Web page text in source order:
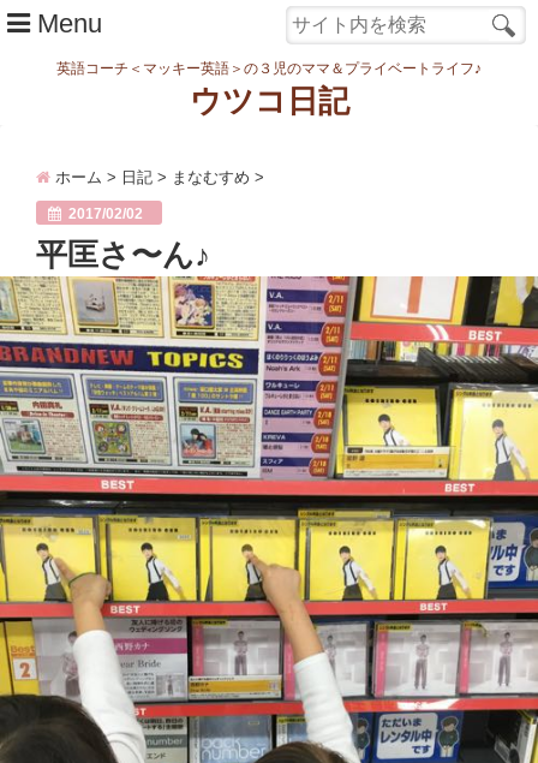
Menu
まなむすめ
家族ネタ
ワーク
スタディ
転勤・引越
妊娠・出産
ジモティー情報
沖縄
徳島
香川
英語コーチ＜マッキー英語＞の３児のママ＆プライベートライフ♪
ウツコ日記
ホーム > 日記 > まなむすめ >
2017/02/02
平匡さ〜ん♪